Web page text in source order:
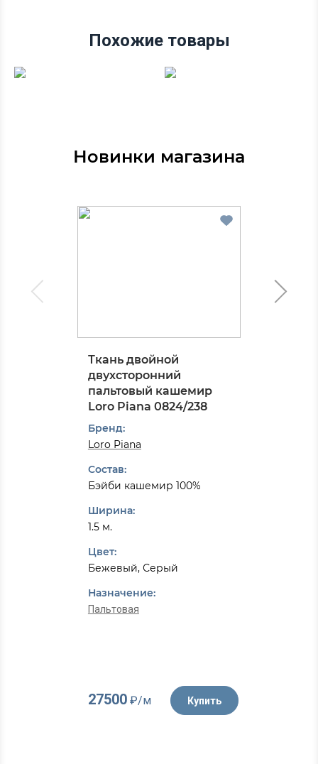
Похожие товары
Новинки магазина
Ткань двойной
двухсторонний
пальтовый кашемир
Loro Piana 0824/238
Бренд:
Loro Piana
Состав:
Бэйби кашемир 100%
Ширина:
1.5 м.
Цвет:
Бежевый, Серый
Назначение:
Пальтовая
27500₽/м Купить